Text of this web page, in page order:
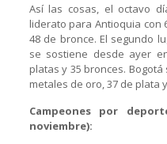
Así las cosas, el octavo
liderato para Antioquia con
48 de bronce. El segundo
se sostiene desde ayer
platas y 35 bronces.
metales de oro, 37 de plata
Campeones por
noviembre):